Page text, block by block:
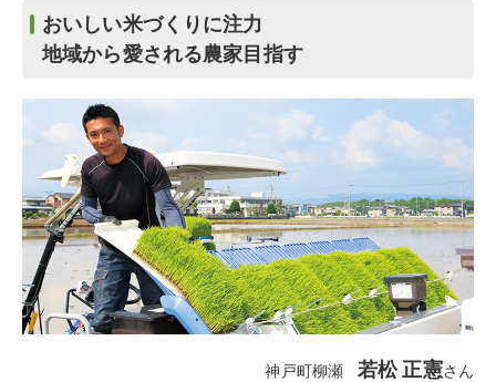
おいしい米づくりに注力
地域から愛される農家目指す
神戸町柳瀬 若松 正憲さん